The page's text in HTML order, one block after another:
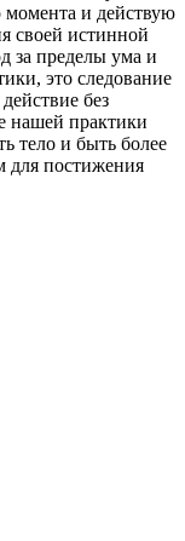
момента и действую
своей истинной
за пределы ума и
это следование
без
нашей практики
тело и быть более
для постижения